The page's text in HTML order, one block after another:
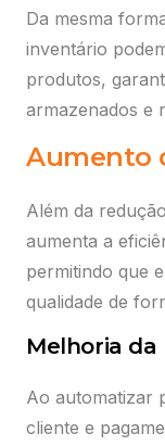
Da mesma
inventário
produtos,
armazenados e
Aumento
Além da
aumenta a
permitindo que
qualidade de
Melhoria da
Ao automatizar
cliente e